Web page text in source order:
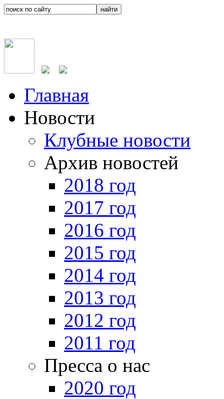
Главная
Новости
Клубные новости
Архив новостей
2018 год
2017 год
2016 год
2015 год
2014 год
2013 год
2012 год
2011 год
Пресса о нас
2020 год